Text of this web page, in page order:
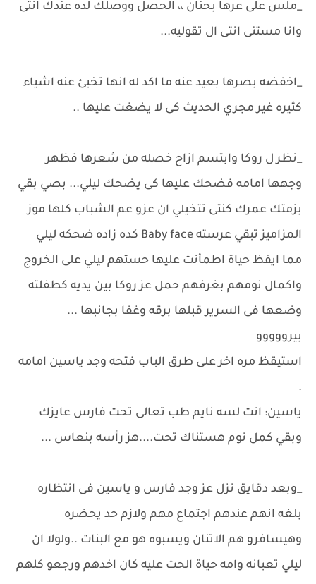
_ملس على عرها بحنان ،، الحصل ووصلك لده عندك انتى
وانا مستنى انتى ال تقوليه...
_اخفضه بصرها بعيد عنه ما اكد له انها تخبئ عنه اشياء
كثيره غير مجري الحديث كى لا يضغت عليها ..
_نظر ل روكا وابتسم ازاح خصله من شعرها فظهر
وجهها امامه فضحك عليها كى يضحك ليلي... بصي بقي
بزمتك عمرك كنتى تتخيلي ان عزو عم الشباب كلها موز
المزاميز تبقي عرسته Baby face كده زاده ضحكه ليلي
مما ايقظ حياة اطمأنت عليها حستهم ليلي على الخروج
واكمال نومهم بغرفهم حمل عز روكا بين يديه كطفلته
وضعها فى السرير قبلها برقه وغفا بجانبها ...
بيرووووو
استيقظ مره اخر على طرق الباب فتحه وجد ياسين امامه
.
ياسين: انت لسه نايم طب تعالى تحت فارس عايزك
وبقي كمل نوم هستناك تحت....هز رأسه بنعاس ...
_وبعد دقايق نزل عز وجد فارس و ياسين فى انتظاره
بلغه انهم عندهم اجتماع مهم ولازم حد يحضره
وهيسافرو هم الاتنان ويسبوه هو مع البنات ..ولولا ان
ليلي تعبانه وامه حياة الحت عليه كان اخدهم ورجعو كلهم